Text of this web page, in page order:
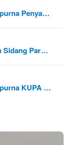
Penya…
Sidang Par…
KUPA …